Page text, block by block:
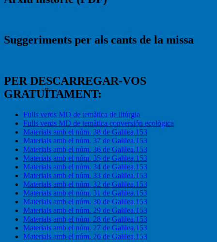
Suggeriments per als cants de la missa
PER DESCARREGAR-VOS
GRATUÏTAMENT:
Fulls verds MD de temàtica de litúrgia
Fulls verds MD de temàtica conversión ecològica
Materials amb el núm. 38 de Galilea.153
Materials amb el núm. 37 de Galilea.153
Materials amb el núm. 36 de Galilea.153
Materials amb el núm. 35 de Galilea.153
Materials amb el núm. 34 de Galilea.153
Materials amb el núm. 33 de Galilea.153
Materials amb el núm. 32 de Galilea.153
Materials amb el núm. 31 de Galilea.153
Materials amb el núm. 30 de Galilea.153
Materials amb el núm. 29 de Galilea.153
Materials amb el núm. 28 de Galilea.153
Materials amb el núm. 27 de Galilea.153
Materials amb el núm. 26 de Galilea.153